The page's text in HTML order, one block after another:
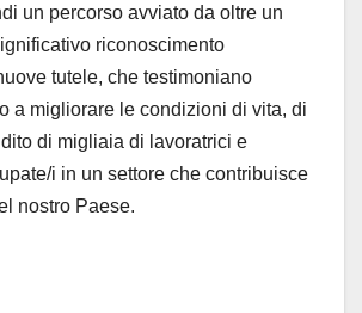
un percorso avviato da oltre un
riconoscimento
tutele, che testimoniano
a migliorare le condizioni di vita, di
di migliaia di lavoratrici e
i in un settore che contribuisce
nostro Paese.